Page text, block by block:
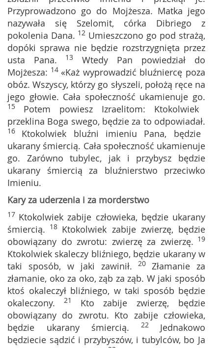
Przyprowadzono go do Mojżesza. Matka jego
nazywała się Szelomit, córka Dibriego z
pokolenia Dana. 12 Umieszczono go pod strażą,
dopóki sprawa nie będzie rozstrzygnięta przez
usta Pana. 13 Wtedy Pan powiedział do
Mojżesza: 14 «Każ wyprowadzić bluźniercę poza
obóz. Wszyscy, którzy go słyszeli, położą ręce na
jego głowie. Cała społeczność ukamienuje go.
15 Potem powiesz Izraelitom: Ktokolwiek
przeklina Boga swego, będzie za to odpowiadał.
16 Ktokolwiek bluźni imieniu Pana, będzie
ukarany śmiercią. Cała społeczność ukamienuje
go. Zarówno tubylec, jak i przybysz będzie
ukarany śmiercią za bluźnierstwo przeciwko
Imieniu.
Kary za uderzenia i za morderstwo
17 Ktokolwiek zabije człowieka, będzie ukarany
śmiercią. 18 Ktokolwiek zabije zwierzę, będzie
obowiązany do zwrotu: zwierzę za zwierzę. 19
Ktokolwiek skaleczy bliźniego, będzie ukarany w
taki sposób, w jaki zawinił. 20 Złamanie za
złamanie, oko za oko, ząb za ząb. W jaki sposób
ktoś okaleczył bliźniego, w taki sposób będzie
okaleczony. 21 Kto zabije zwierzę, będzie
obowiązany do zwrotu. Kto zabije człowieka,
będzie ukarany śmiercią. 22 Jednakowo
będziecie sądzić i przybyszów, i tubylców, bo Ja